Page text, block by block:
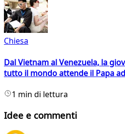
Chiesa
Dal Vietnam al Venezuela, la
tutto il mondo attende il Papa
1 min di lettura
Idee e commenti